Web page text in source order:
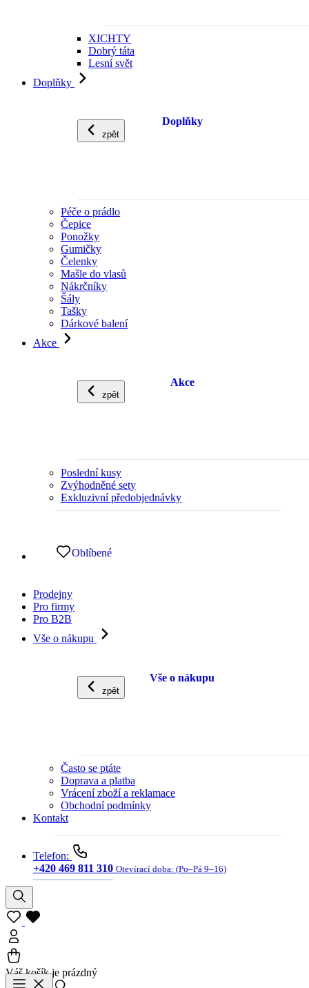
XICHTY
Dobrý táta
Lesní svět
Doplňky
zpět
Doplňky
Péče o prádlo
Čepice
Ponožky
Gumičky
Čelenky
Mašle do vlasů
Nákrčníky
Šály
Tašky
Dárkové balení
Akce
zpět
Akce
Poslední kusy
Zvýhodněné sety
Exkluzivní předobjednávky
Oblíbené
Prodejny
Pro firmy
Pro B2B
Vše o nákupu
zpět
Vše o nákupu
Často se ptáte
Doprava a platba
Vrácení zboží a reklamace
Obchodní podmínky
Kontakt
Telefon:
+420 469 811 310 Otevírací doba: (Po–Pá 9–16)
Váš košík je prázdný